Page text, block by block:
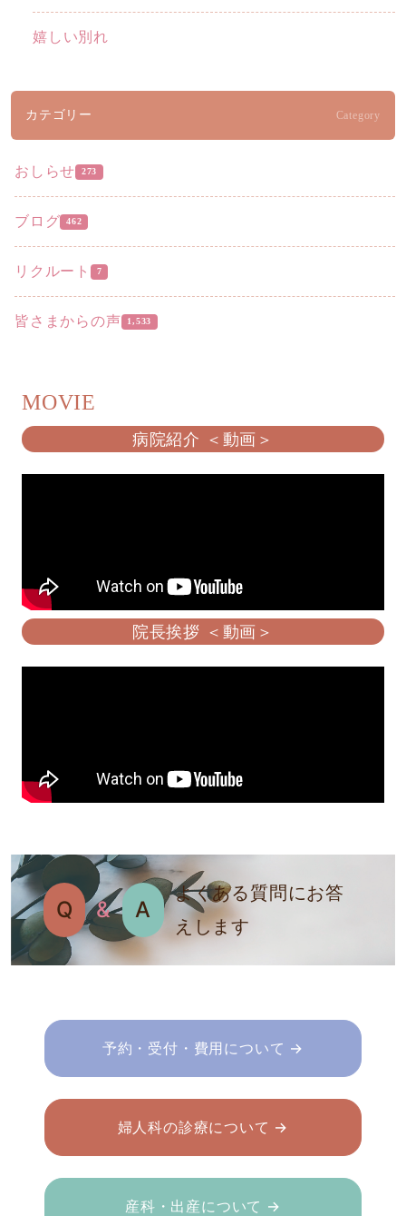
嬉しい別れ
カテゴリー Category
おしらせ 273
ブログ 462
リクルート 7
皆さまからの声 1,533
MOVIE
病院紹介 ＜動画＞
院長挨拶 ＜動画＞
Q & A
よくある質問にお答
えします
予約・受付・費用について →
婦人科の診療について →
産科・出産について →